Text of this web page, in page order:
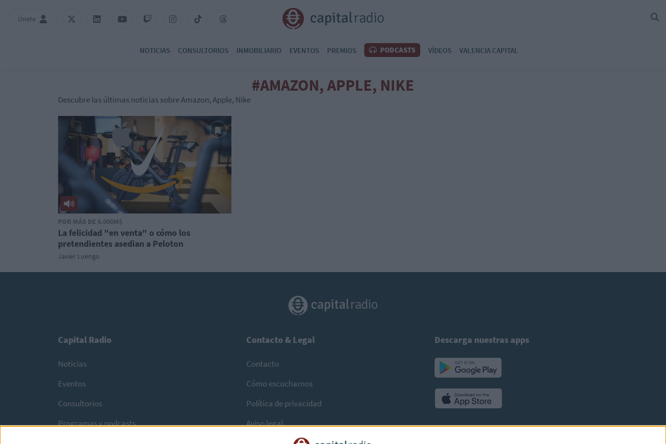
Únete
NOTICIAS CONSULTORIOS INMOBILIARIO EVENTOS PREMIOS PODCASTS VÍDEOS VALENCIA CAPITAL
#AMAZON, APPLE, NIKE
Descubre las últimas noticias sobre Amazon, Apple, Nike
POR MÁS DE 8.000M$
La felicidad "en venta" o cómo los
pretendientes asedian a Peloton
Javier Luengo
Capital Radio
Noticias
Eventos
Consultorios
Programas y podcasts
Contacto & Legal
Contacto
Cómo escucharnos
Política de privacidad
Aviso legal
Descarga nuestras apps